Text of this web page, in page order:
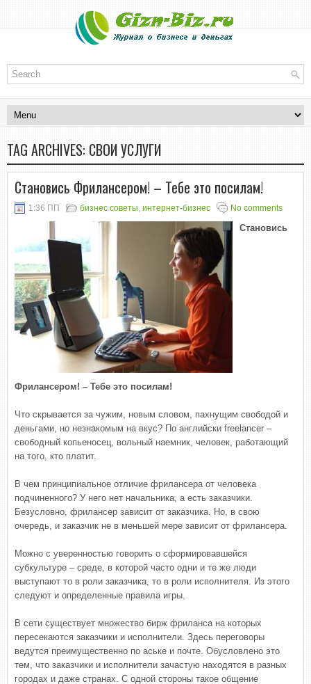
TAG ARCHIVES: СВОИ УСЛУГИ
Становись Фрилансером! – Тебе это посилам!
1:36 ПП бизнес советы, интернет-бизнес No comments
Становись
Фрилансером! – Тебе это посилам!
Что скрывается за чужим, новым словом, пахнущим свободой и
деньгами, но незнакомым на вкус? По английски freelancer –
свободный копьеносец, вольный наемник, человек, работающий
на того, кто платит.
В чем принципиальное отличие фрилансера от человека
подчиненного? У него нет начальника, а есть заказчики.
Безусловно, фрилансер зависит от заказчика. Но, в свою
очередь, и заказчик не в меньшей мере зависит от фрилансера.
Можно с уверенностью говорить о сформировавшейся
субкультуре – среде, в которой часто одни и те же люди
выступают то в роли заказчика, то в роли исполнителя. Из этого
следуют и определенные правила игры.
В сети существует множество бирж фриланса на которых
пересекаются заказчики и исполнители. Здесь переговоры
ведутся преимущественно по аське и почте. Обусловлено это
тем, что заказчики и исполнители зачастую находятся в разных
городах и даже странах. С одной стороны такое общение